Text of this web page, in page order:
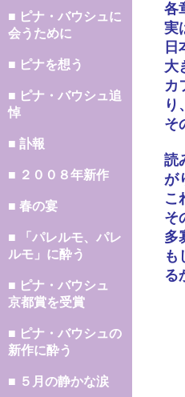
■ ピナ・バウシュに
会うために
■ ピナを想う
■ ピナ・バウシュ追
悼
■ 訃報
■ ２００８年新作
■ 春の宴
■ 「パレルモ、パレ
ルモ」に酔う
■ ピナ・バウシュ
京都賞を受賞
■ ピナ・バウシュの
新作に酔う
■ ５月の静かな涙
各
実
日
大
カ
り
そ
読
が
こ
そ
多
も
る